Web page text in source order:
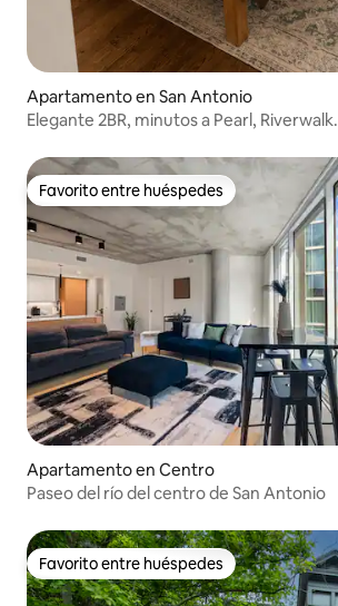
Apartamento en San Antonio
Elegante 2BR, minutos a Pearl, Riverwalk.
Favorito entre huéspedes
Favorito entre huéspedes
Apartamento en Centro
Paseo del río del centro de San Antonio
Favorito entre huéspedes
Favorito entre huéspedes